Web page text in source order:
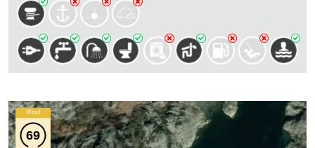
Wind
69